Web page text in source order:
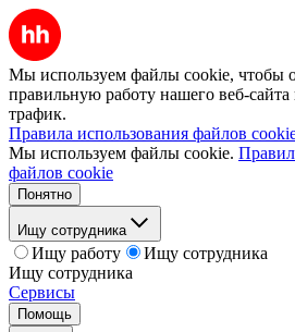
Мы используем файлы cookie, чтобы
правильную работу нашего веб-сайта
трафик.
Правила использования файлов
Мы используем файлы cookie.
файлов cookie
Понятно
Ищу сотрудника
Ищу работу
Ищу сотрудника
Ищу сотрудника
Сервисы
Помощь